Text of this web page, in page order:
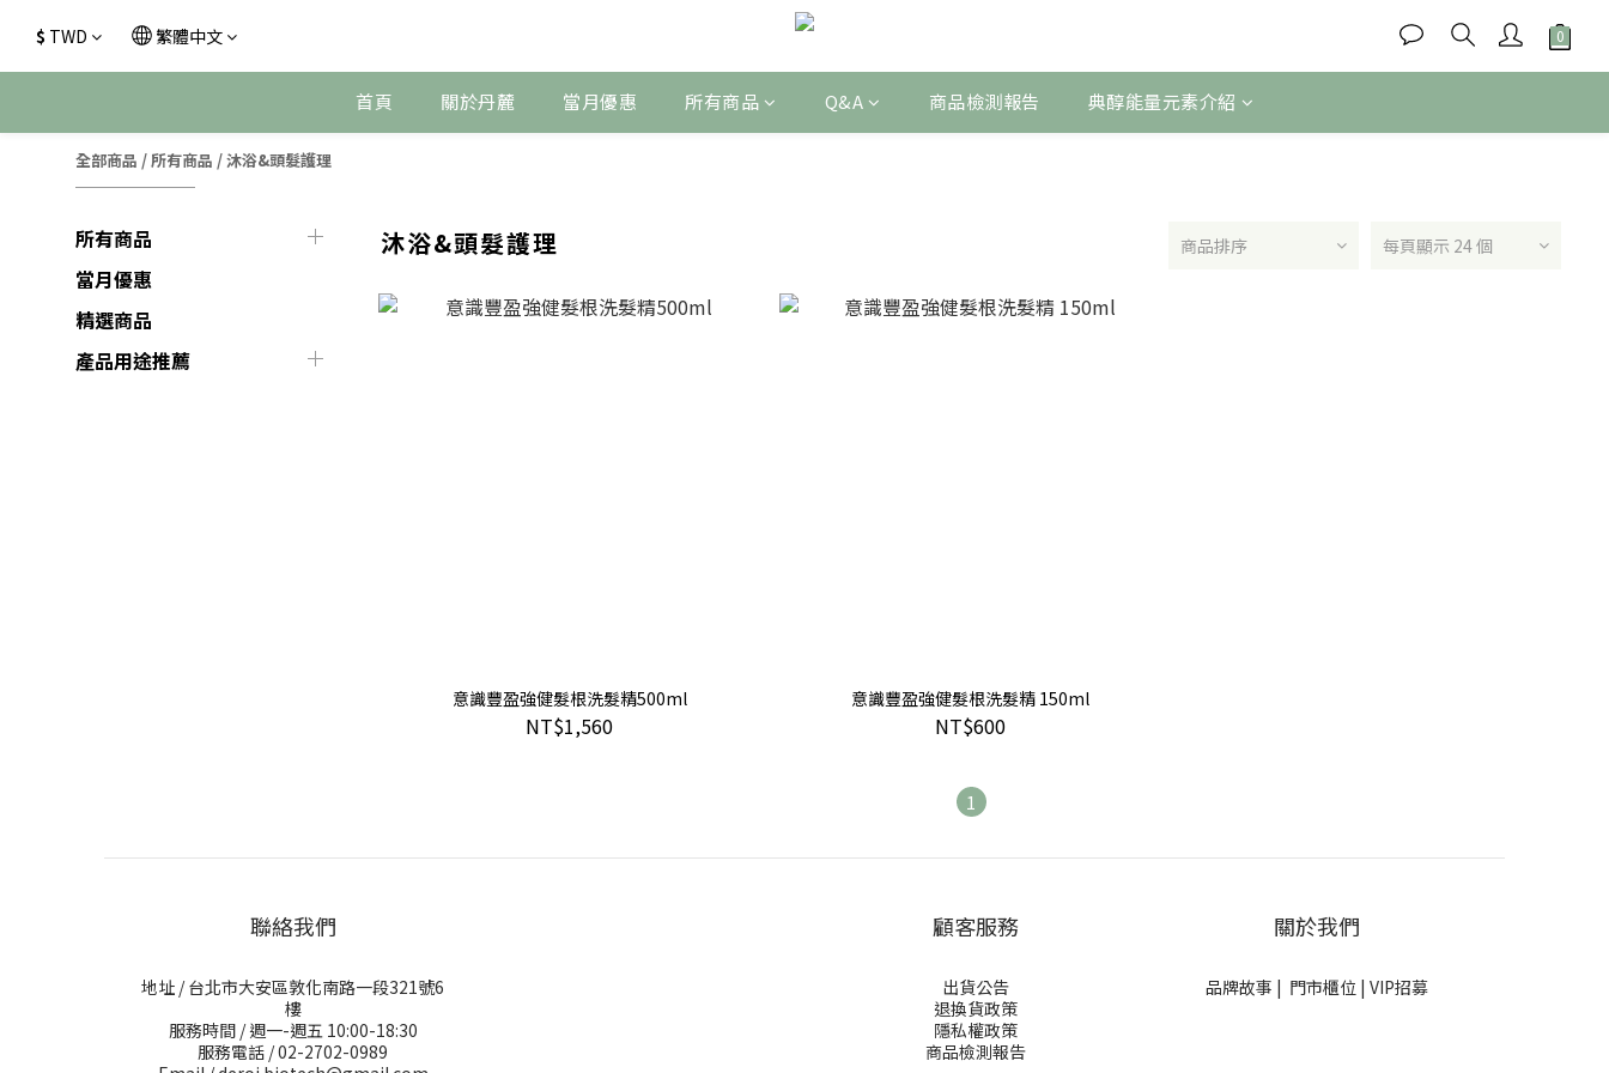
$ TWD 繁體中文
首頁 關於丹麓 當月優惠 所有商品 Q&A 商品檢測報告 典醇能量元素介紹
全部商品 /所有商品 /沐浴&頭髮護理
所有商品
當月優惠
精選商品
產品用途推薦
沐浴&頭髮護理 商品排序 每頁顯示 24 個
意識豐盈強健髮根洗髮精500ml
NT$1,560
意識豐盈強健髮根洗髮精 150ml
NT$600
1
聯絡我們
地址 / 台北市大安區敦化南路一段321號6
樓
服務時間 / 週一-週五 10:00-18:30
服務電話 / 02-2702-0989
顧客服務
出貨公告
退換貨政策
隱私權政策
商品檢測報告
關於我們
品牌故事 | 門市櫃位 | VIP招募